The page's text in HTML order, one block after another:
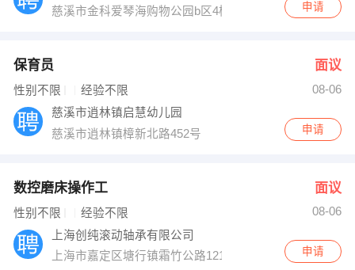
慈溪市金科爱琴海购物公园b区4楼
申请
保育员 面议
性别不限 经验不限
08-06
慈溪市逍林镇启慧幼儿园
慈溪市逍林镇樟新北路452号
申请
数控磨床操作工 面议
性别不限 经验不限
08-06
上海创纯滚动轴承有限公司
上海市嘉定区塘行镇霜竹公路1218号
申请